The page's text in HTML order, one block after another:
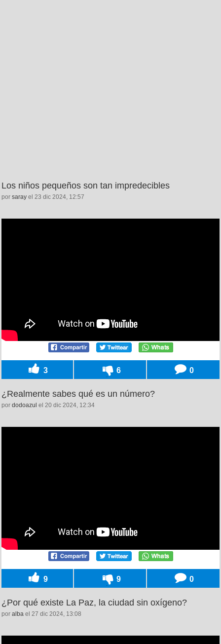
Los niños pequeños son tan impredecibles
por saray el 23 dic 2024, 12:57
3 6 0
¿Realmente sabes qué es un número?
por dodoazul el 20 dic 2024, 12:34
9 9 0
¿Por qué existe La Paz, la ciudad sin oxígeno?
por alba el 27 dic 2024, 13:08